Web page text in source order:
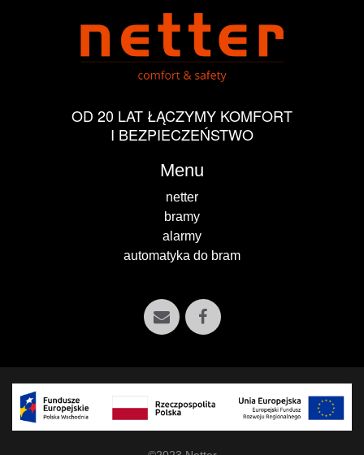
OD 20 LAT ŁĄCZYMY KOMFORT
I BEZPIECZEŃSTWO
Menu
netter
bramy
alarmy
automatyka do bram